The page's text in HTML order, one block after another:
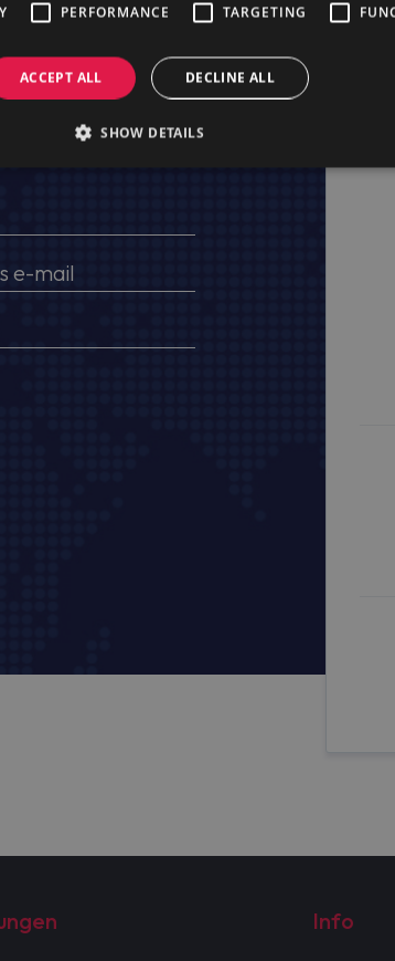
Lieferadresse an
Info
PERFORMANCE TARGETING
ACCEPT ALL DECLINE ALL
SHOW DETAILS